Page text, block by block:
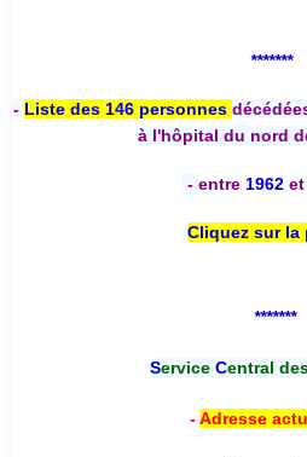
*******
- Liste des 146 personnes
à l'hôpital du nord
- entre 1962 et
Cliquez sur la
*******
Service Central
-Adresse